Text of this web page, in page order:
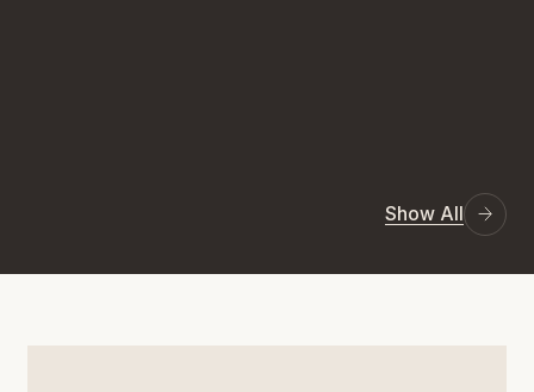
Show All